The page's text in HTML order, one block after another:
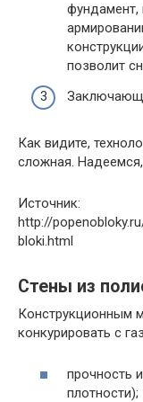
фундамент,
позволит
Как видите,
сложная.
Источник:
http://
bloki.html
Стены из
Конструкционным
конкурировать с
прочность
плотности);